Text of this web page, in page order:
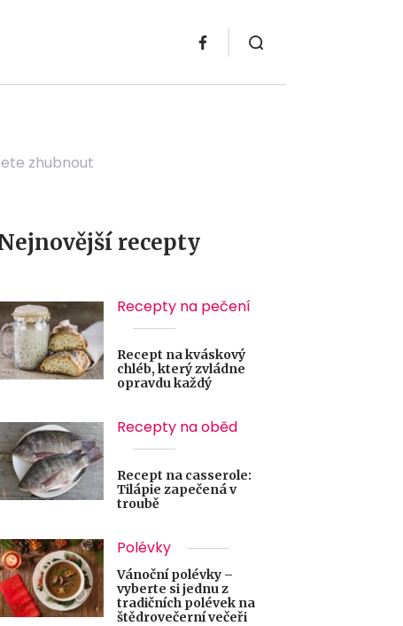
zhubnout
recepty
Recepty na pečení
Recept na kváskový
chléb, který zvládne
opravdu každý
Recepty na oběd
Recept na casserole:
Tilápie zapečená v
troubě
Polévky
Vánoční polévky –
vyberte si jednu z
tradičních polévek na
štědrovečerní večeři